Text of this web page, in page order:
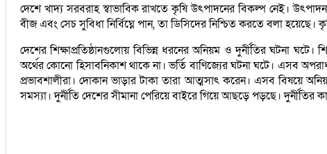
দেশে খাদ্য সরবরাহ স্বাভাবিক রাখতে কৃষি উৎপাদনের বিকল্প নেই।
বীজ এবং সেচ সুবিধা নির্বিঘ্নে পান, তা ডিসিদের নিশ্চিত করতে বলা
দেশের শিক্ষাপ্রতিষ্ঠানগুলোয় বিভিন্ন ধরনের অনিয়ম ও দুর্নীতির ঘটনা ঘটে।
অর্থের কোনো হিসাবনিকাশ থাকে না। ভর্তি বাণিজ্যের ঘটনা ঘটে। এসব
প্রভাবশালীরা। দোকান ভাড়ার টাকা তারা আত্মসাৎ করেন। এসব বিষয়ে
সমস্যা। দুর্নীতি দেশের সীমানা পেরিয়ে বাইরে গিয়ে আছড়ে পড়ছে।